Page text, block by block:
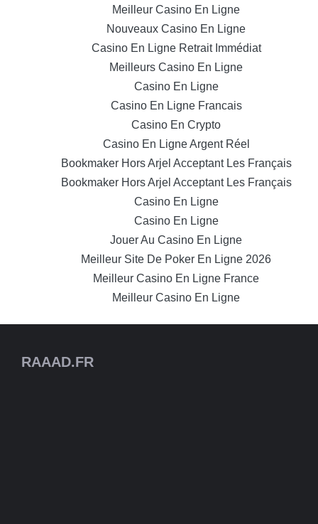
Meilleur Casino En Ligne
Nouveaux Casino En Ligne
Casino En Ligne Retrait Immédiat
Meilleurs Casino En Ligne
Casino En Ligne
Casino En Ligne Francais
Casino En Crypto
Casino En Ligne Argent Réel
Bookmaker Hors Arjel Acceptant Les Français
Bookmaker Hors Arjel Acceptant Les Français
Casino En Ligne
Casino En Ligne
Jouer Au Casino En Ligne
Meilleur Site De Poker En Ligne 2026
Meilleur Casino En Ligne France
Meilleur Casino En Ligne
RAAAD.FR